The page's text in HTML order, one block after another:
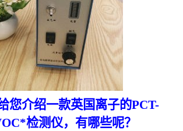
您介绍一款英国离子的PCT-
检测仪，有哪些呢？